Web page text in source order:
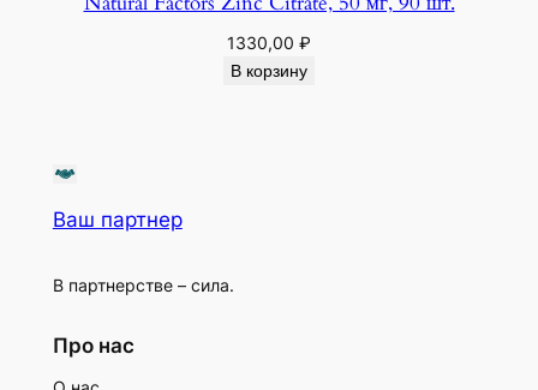
1330,00 ₽
В корзину
Ваш партнер
В партнерстве – сила.
Про нас